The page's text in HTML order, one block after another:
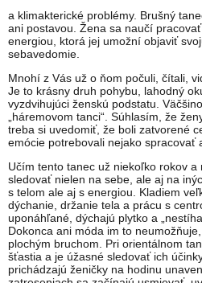
a klimakterické problémy. Brušný
ani postavou. Žena sa naučí
energiou, ktorá jej umožní objaviť
sebavedomie.
Mnohí z Vás už o ňom počuli, čítali,
Je to krásny druh pohybu, lahodný
vyzdvihujúci ženskú podstatu.
„háremovom tanci“. Súhlasím, že
treba si uvedomiť, že boli zatvorené
emócie potrebovali nejako spracovať
Učím tento tanec už niekoľko rokov
sledovať nielen na sebe, ale aj na
s telom ale aj s energiou. Kladiem
dýchanie, držanie tela a prácu s
uponáhľané, dýchajú plytko a
Dokonca ani móda im to
plochým bruchom. Pri orientálnom
šťastia a je úžasné sledovať ich
prichádzajú ženičky na hodinu